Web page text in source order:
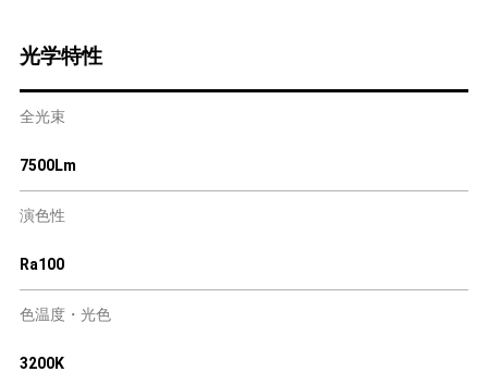
光学特性
全光束
7500Lm
演色性
Ra100
色温度・光色
3200K